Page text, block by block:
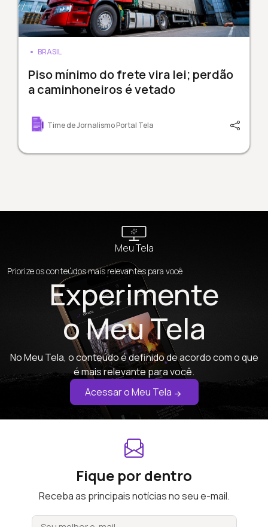
BRASIL
Piso mínimo do frete vira lei; perdão
a caminhoneiros é vetado
Time de Jornalismo Portal Tela
Meu Tela
Priorize os conteúdos mais relevantes para você
Experimente
o Meu Tela
No Meu Tela, o conteúdo é definido de acordo com o que
é mais relevante para você.
Acessar o Meu Tela
Fique por dentro
Receba as principais notícias no seu e-mail.